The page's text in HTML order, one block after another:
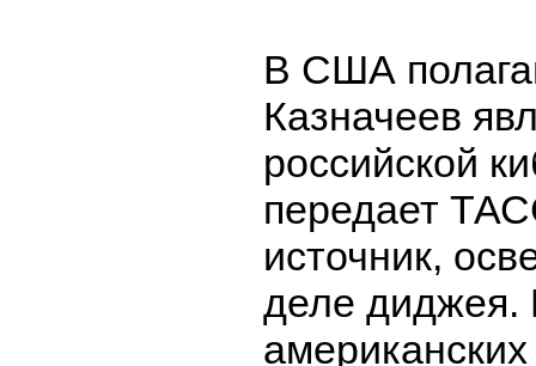
В США
Казначеев
российской
передает
источник,
деле диджея.
американских